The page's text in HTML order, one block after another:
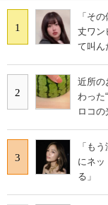
1
「そ
丈ワ
て叫ん
2
近所の
わっ
ロコの
3
「も
にネッ
る」